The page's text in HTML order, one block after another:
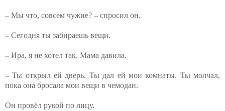
– Мы что, совсем чужие? – спросил он.
– Сегодня ты забираешь вещи.
– Ира, я не хотел так. Мама давила.
– Ты открыл ей дверь. Ты дал ей мои комнаты. Ты молчал,
пока она бросала мои вещи в чемодан.
Он провёл рукой по лицу.